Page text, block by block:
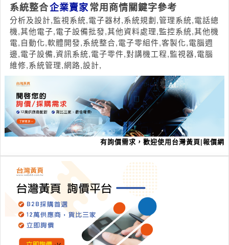
系統整合企業賣家常用商情關鍵字參考
分析及設計,監視系統,電子器材,系統規劃,管理系統,電話總
機,其他電子,電子設備批發,其他資料處理,監控系統,其他機
電,自動化,軟體開發,系統整合,電子零組件,客製化,電腦週
邊,電子設備,資訊系統,電子零件,對講機工程,監視器,電腦
維修,系統管理,網路,設計,
有詢價需求，歡迎使用台灣黃頁|報價網